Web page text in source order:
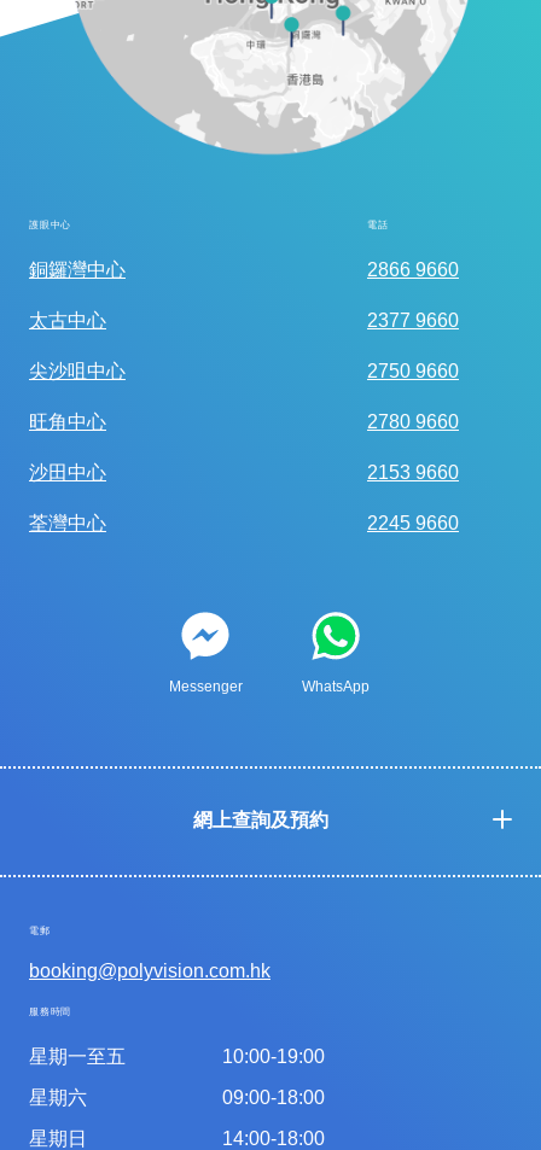
護眼中心 電話
銅鑼灣中心 2866 9660
太古中心 2377 9660
尖沙咀中心 2750 9660
旺角中心 2780 9660
沙田中心 2153 9660
荃灣中心 2245 9660
Messenger WhatsApp
網上查詢及預約
電郵
booking@polyvision.com.hk
服務時間
星期一至五
星期六
星期日
10:00-19:00
09:00-18:00
14:00-18:00